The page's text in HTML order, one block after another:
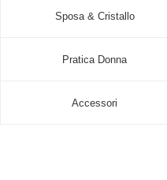
Sposa & Cristallo
Pratica Donna
Accessori